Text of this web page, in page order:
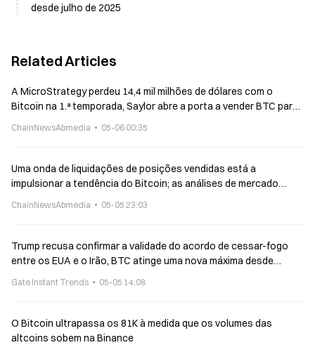
desde julho de 2025
Related Articles
A MicroStrategy perdeu 14,4 mil milhões de dólares com o
Bitcoin na 1.ª temporada, Saylor abre a porta a vender BTC para
ChainNewsAbmedia 05-06 00:35
Uma onda de liquidações de posições vendidas está a
impulsionar a tendência do Bitcoin; as análises de mercado
ChainNewsAbmedia 05-05 23:03
Trump recusa confirmar a validade do acordo de cessar-fogo
entre os EUA e o Irão, BTC atinge uma nova máxima desde
Gate Instant Trends 05-05 14:08
O Bitcoin ultrapassa os 81K à medida que os volumes das
altcoins sobem na Binance